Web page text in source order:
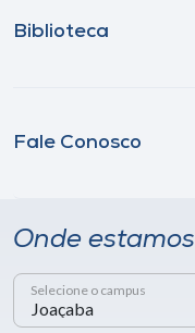
Biblioteca
Fale Conosco
Onde estamos
Selecione o campus